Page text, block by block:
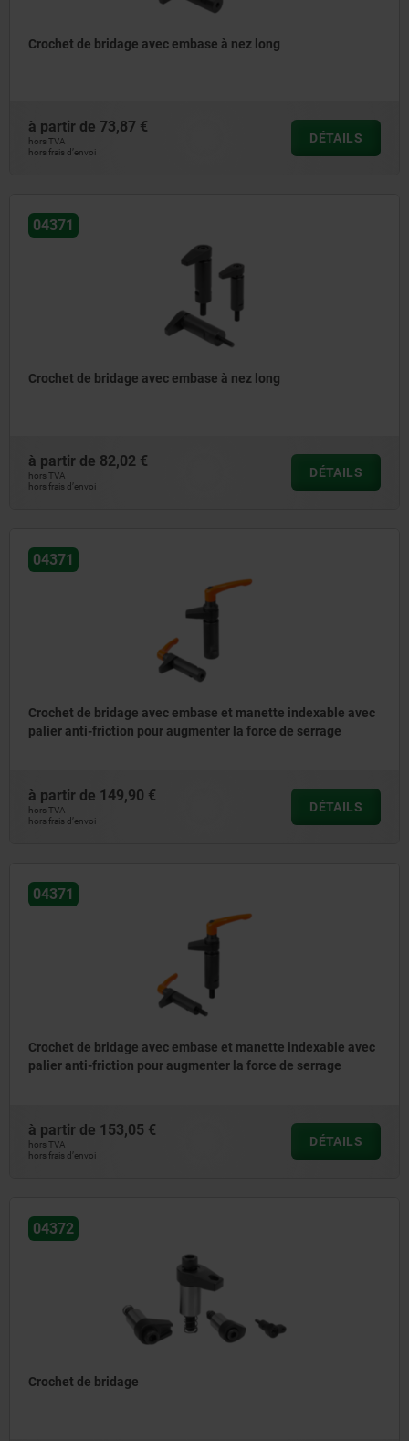
Crochet de bridage avec embase à nez long
à partir de 73,87 €
hors TVA
hors frais d’envoi
DÉTAILS
04371
Crochet de bridage avec embase à nez long
à partir de 82,02 €
hors TVA
hors frais d’envoi
DÉTAILS
04371
Crochet de bridage avec embase et manette indexable avec
palier anti-friction pour augmenter la force de serrage
à partir de 149,90 €
hors TVA
hors frais d’envoi
DÉTAILS
04371
Crochet de bridage avec embase et manette indexable avec
palier anti-friction pour augmenter la force de serrage
à partir de 153,05 €
hors TVA
hors frais d’envoi
DÉTAILS
04372
Crochet de bridage